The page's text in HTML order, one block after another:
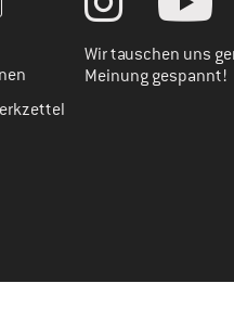
Wir tauschen uns
Meinung gespannt!